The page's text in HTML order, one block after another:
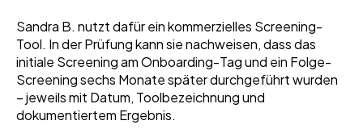
Sandra B. nutzt dafür ein kommerzielles Screening-
Tool. In der Prüfung kann sie nachweisen, dass das
initiale Screening am Onboarding-Tag und ein Folge-
Screening sechs Monate später durchgeführt wurden
– jeweils mit Datum, Toolbezeichnung und
dokumentiertem Ergebnis.